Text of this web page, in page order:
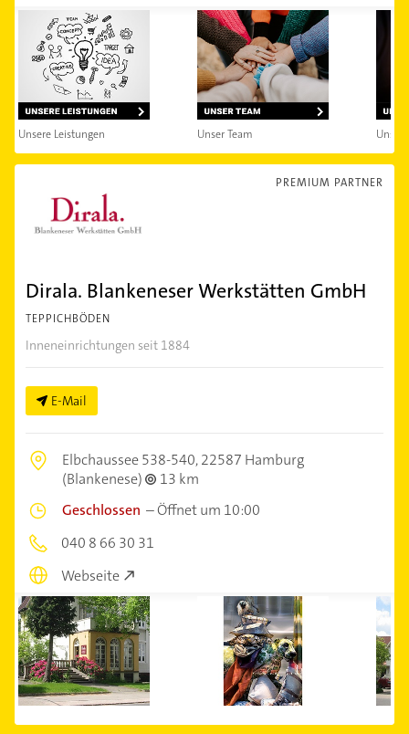
Unsere Leistungen Unser Team
PREMIUM PARTNER
Dirala. Blankeneser Werkstätten GmbH
TEPPICHBÖDEN
Inneneinrichtungen seit 1884
E-Mail
Elbchaussee 538-540,22587 Hamburg
(Blankenese)
13 km
Geschlossen –Öffnet um 10:00
040 8 66 30 31
Webseite